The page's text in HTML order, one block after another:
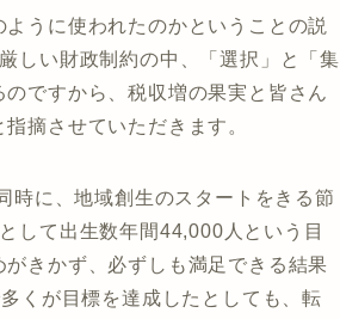
うに使われたのかということの説
しい財政制約の中、「選択」と「集
ですから、税収増の果実と皆さん
摘させていただきます。
時に、地域創生のスタートをきる節
して出生数年間44,000人という目
きかず、必ずしも満足できる結果
くが目標を達成したとしても、転